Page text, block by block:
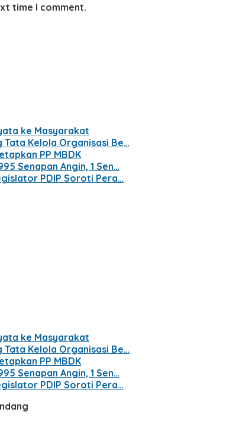
time I comment.
ke Masyarakat
Tata Kelola Organisasi Be…
PP MBDK
Senapan Angin, 1 Sen…
PDIP Soroti Pera…
ke Masyarakat
Tata Kelola Organisasi Be…
PP MBDK
Senapan Angin, 1 Sen…
PDIP Soroti Pera…